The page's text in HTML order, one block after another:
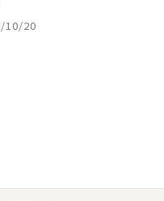
10/20